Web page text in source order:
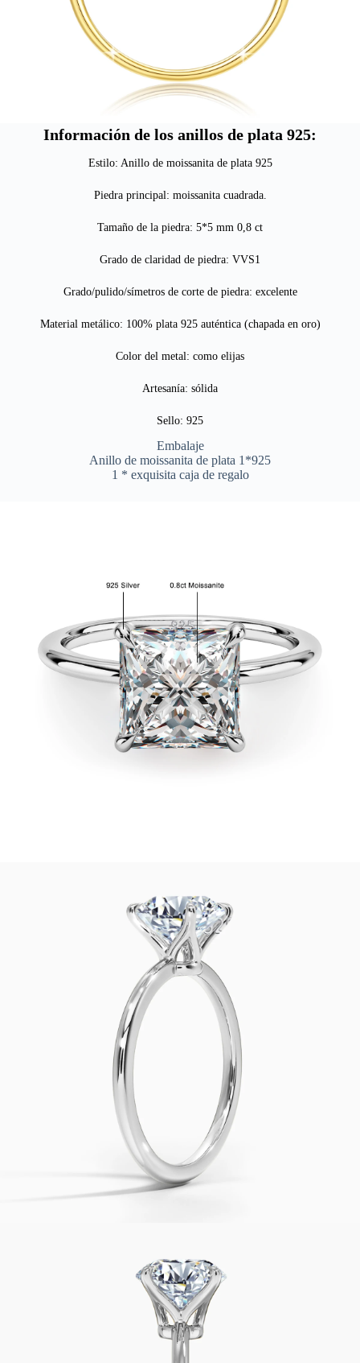
Información de los anillos de plata 925:
Estilo: Anillo de moissanita de plata 925
Piedra principal: moissanita cuadrada.
Tamaño de la piedra: 5*5 mm 0,8 ct
Grado de claridad de piedra: VVS1
Grado/pulido/símetros de corte de piedra: excelente
Material metálico: 100% plata 925 auténtica (chapada en oro)
Color del metal: como elijas
Artesanía: sólida
Sello: 925
Embalaje
Anillo de moissanita de plata 1*925
1 * exquisita caja de regalo